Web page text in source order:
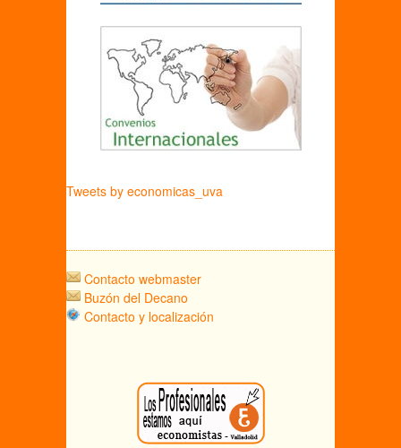
Tweets by economicas_uva
Contacto webmaster
Buzón del Decano
Contacto y localización